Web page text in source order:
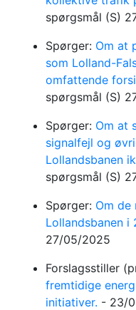
spørgsmål (S)
Spørger: Om at
som Lolland-
omfattende
spørgsmål (S)
Spørger: Om at
signalfejl og
Lollandsbanen
spørgsmål (S)
Spørger: Om de
Lollandsbanen i
27/05/2025
Forslagsstiller
fremtidige
initiativer. - 23/